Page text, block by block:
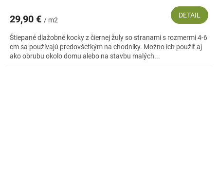
29,90 € / m2
DETAIL
Štiepané dlažobné kocky z čiernej žuly so stranami s rozmermi 4-6
cm sa používajú predovšetkým na chodníky. Možno ich použiť aj
ako obrubu okolo domu alebo na stavbu malých...